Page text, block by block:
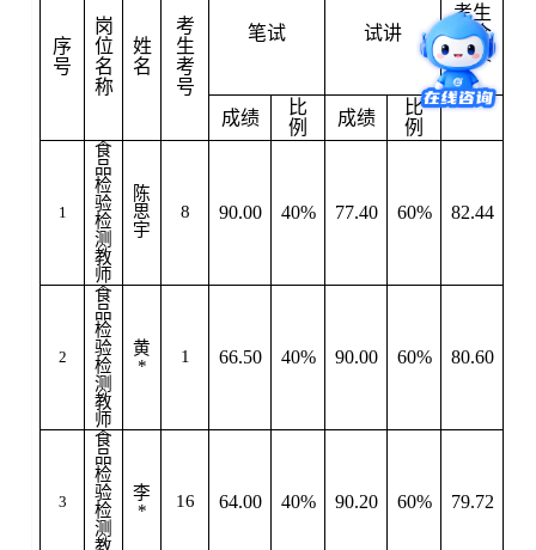
序
号
岗
位
名
称
姓
名
考
生
考
号
笔试 试讲
考生
综合
成绩
成绩
比
例
成绩
比
例
1
食
品
检
验
检
测
教
师
陈
思
宇
8 90.00 40% 77.40 60% 82.44
2
食
品
检
验
检
测
教
师
黄
*
1 66.50 40% 90.00 60% 80.60
3
食
品
检
验
检
测
教
李
*
16 64.00 40% 90.20 60% 79.72